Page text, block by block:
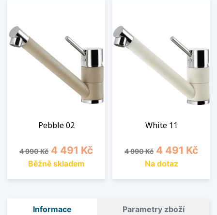
Pebble 02
Běžná cena
4 990 Kč Cena
4 491 Kč
Běžně skladem
White 11
Běžná cena
4 990 Kč Cena
4 491 Kč
Na dotaz
Informace Parametry zboží